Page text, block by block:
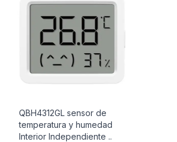
QBH4312GL sensor de
temperatura y humedad
Interior Independiente ..